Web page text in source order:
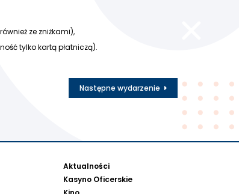
ze zniżkami),
tylko kartą płatniczą).
Następne wydarzenie
Aktualności
Kasyno Oficerskie